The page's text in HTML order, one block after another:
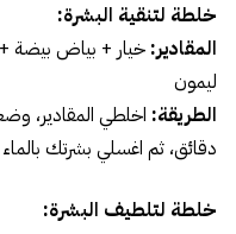
خلطة لتنقية البشرة:
المقادير: خيار + بياض بيضة
ليمون
الطريقة:
دقائق، ثم اغسلي بشرتك بالماء
خلطة لتلطيف البشرة: